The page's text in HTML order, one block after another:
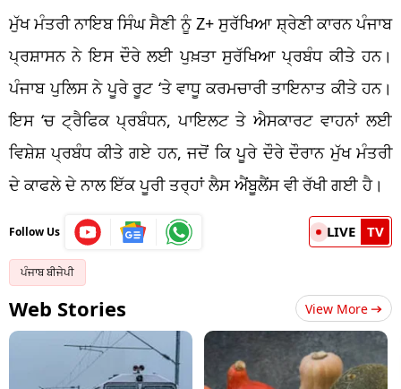
ਮੁੱਖ ਮੰਤਰੀ ਨਾਇਬ ਸਿੰਘ ਸੈਣੀ ਨੂੰ Z+ ਸੁਰੱਖਿਆ ਸ਼੍ਰੇਣੀ ਕਾਰਨ ਪੰਜਾਬ
ਪ੍ਰਸ਼ਾਸਨ ਨੇ ਇਸ ਦੌਰੇ ਲਈ ਪੁਖ਼ਤਾ ਸੁਰੱਖਿਆ ਪ੍ਰਬੰਧ ਕੀਤੇ ਹਨ।
ਪੰਜਾਬ ਪੁਲਿਸ ਨੇ ਪੂਰੇ ਰੂਟ ‘ਤੇ ਵਾਧੂ ਕਰਮਚਾਰੀ ਤਾਇਨਾਤ ਕੀਤੇ ਹਨ।
ਇਸ ‘ਚ ਟ੍ਰੈਫਿਕ ਪ੍ਰਬੰਧਨ, ਪਾਇਲਟ ਤੇ ਐਸਕਾਰਟ ਵਾਹਨਾਂ ਲਈ
ਵਿਸ਼ੇਸ਼ ਪ੍ਰਬੰਧ ਕੀਤੇ ਗਏ ਹਨ, ਜਦੋਂ ਕਿ ਪੂਰੇ ਦੌਰੇ ਦੌਰਾਨ ਮੁੱਖ ਮੰਤਰੀ
ਦੇ ਕਾਫਲੇ ਦੇ ਨਾਲ ਇੱਕ ਪੂਰੀ ਤਰ੍ਹਾਂ ਲੈਸ ਐਂਬੂਲੈਂਸ ਵੀ ਰੱਖੀ ਗਈ ਹੈ।
Follow Us LIVE TV
ਪੰਜਾਬ ਬੀਜੇਪੀ
Web Stories View More